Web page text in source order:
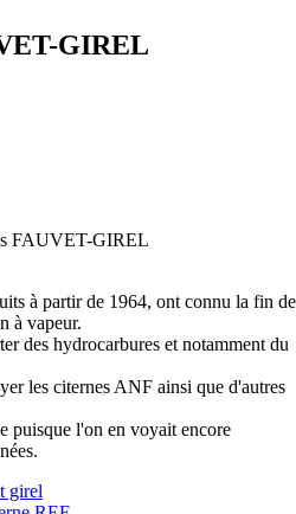
GIREL
FAUVET-GIREL
à partir de 1964, ont connu la fin de
à vapeur.
des hydrocarbures et notamment du
les citernes ANF ainsi que d'autres
puisque l'on en voyait encore